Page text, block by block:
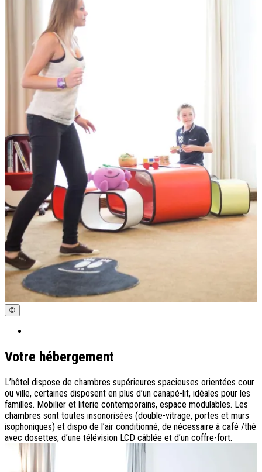
©
Votre hébergement
L’hôtel dispose de chambres supérieures spacieuses orientées cour
ou ville, certaines disposent en plus d’un canapé-lit, idéales pour les
familles. Mobilier et literie contemporains, espace modulables. Les
chambres sont toutes insonorisées (double-vitrage, portes et murs
isophoniques) et dispo de l’air conditionné, de nécessaire à café /thé
avec dosettes, d’une télévision LCD câblée et d’un coffre-fort.